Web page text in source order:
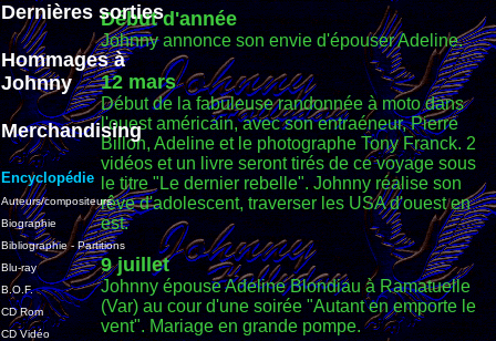
Dernières sorties
Hommages à
Johnny
Merchandising
Encyclopédie
Auteurs/compositeurs
Biographie
Bibliographie - Partitions
Blu-ray
B.O.F.
CD Rom
CD Vidéo
Début d'année
Johnny annonce son envie d'épouser Adeline.
12 mars
Début de la fabuleuse randonnée à moto dans
l'ouest américain, avec son entraéneur, Pierre
Billon, Adeline et le photographe Tony Franck. 2
vidéos et un livre seront tirés de ce voyage sous
le titre "Le dernier rebelle". Johnny réalise son
rêve d'adolescent, traverser les USA d'ouest en
est.
9 juillet
Johnny épouse Adeline Blondiau à Ramatuelle
(Var) au cour d'une soirée "Autant en emporte le
vent". Mariage en grande pompe.